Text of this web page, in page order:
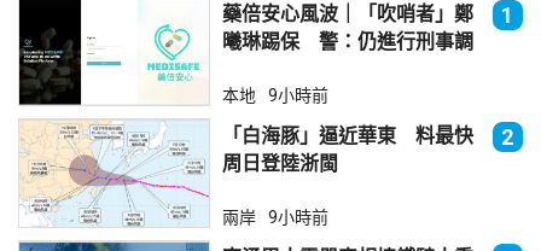
藥倍安心風波｜「吹哨者」鄭
曦琳踢保 警：仍進行刑事調
1
本地 9小時前
「白海豚」逼近華東 料最快
周日登陸浙閩
2
兩岸 9小時前